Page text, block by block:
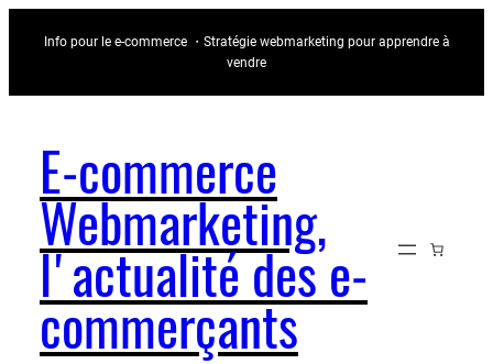
Info pour le e-commerce ・Stratégie webmarketing pour apprendre à
vendre
E-commerce
Webmarketing,
l'actualité des e-
commerçants